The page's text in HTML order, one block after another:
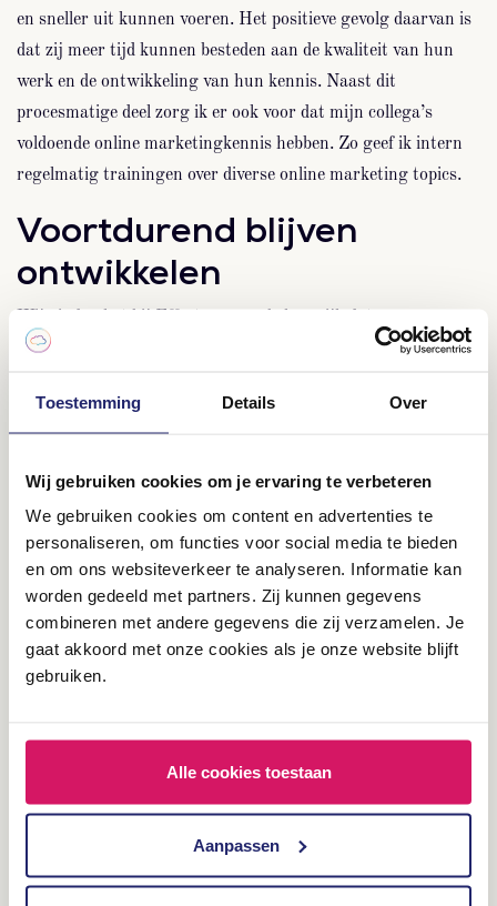
Toestemming Details Over
Wij gebruiken cookies om je ervaring te verbeteren
We gebruiken cookies om content en advertenties te
personaliseren, om functies voor social media te bieden
en om ons websiteverkeer te analyseren. Informatie kan
worden gedeeld met partners. Zij kunnen gegevens
combineren met andere gegevens die zij verzamelen. Je
gaat akkoord met onze cookies als je onze website blijft
gebruiken.
Alle cookies toestaan
Aanpassen
en sneller uit kunnen voeren. Het positieve gevolg daarvan is
dat zij meer tijd kunnen besteden aan de kwaliteit van hun
werk en de ontwikkeling van hun kennis. Naast dit
procesmatige deel zorg ik er ook voor dat mijn collega’s
voldoende online marketingkennis hebben. Zo geef ik intern
regelmatig trainingen over diverse online marketing topics.
Voortdurend blijven
ontwikkelen
medewerkers zichzelf voortdurend willen ontwikkelen.
steeds TE WEINIG aandacht is voor het online marketing
organisatie dan ook gaaf om te zien dat collega’s bij ons
de kortste keren een waardevolle bijdrage leveren aan diverse
projecten! Het is mooi om te zien dat een verlegen collega
uitbloeit tot een persoon die wel zijn of haar mening durft te
geven en gewoon met de vuist op tafel slaat: “Zo gaan wij het
doen en niet anders”.
geweest naar ons nieuwe pand waar wij onderdeel zijn
geworden van HUB73. Dit is een broedplaats voor kennis,
innovatie en toptalent! Met HUB73 hebben in Noord-
en effectief marketingadvies hoef je niet naar Eindhoven of de